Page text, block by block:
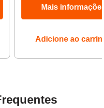
Mais
Adicione ao